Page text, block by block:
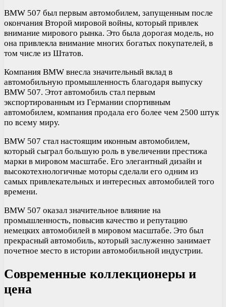
BMW 507 был первым автомобилем, запущенным после
окончания Второй мировой войны, который привлек
внимание мирового рынка. Это была дорогая модель, но
она привлекла внимание многих богатых покупателей, в
том числе из Штатов.
Компания BMW внесла значительный вклад в
автомобильную промышленность благодаря выпуску
BMW 507. Этот автомобиль стал первым
экспортированным из Германии спортивным
автомобилем, компания продала его более чем 2500 штук
по всему миру.
BMW 507 стал настоящим иконным автомобилем,
который сыграл большую роль в увеличении престижа
марки в мировом масштабе. Его элегантный дизайн и
высокотехнологичные моторы сделали его одним из
самых привлекательных и интересных автомобилей того
времени.
BMW 507 оказал значительное влияние на
промышленность, повысив качество и репутацию
немецких автомобилей в мировом масштабе. Это был
прекрасный автомобиль, который заслуженно занимает
почетное место в истории автомобильной индустрии.
Современные коллекционеры и
цена